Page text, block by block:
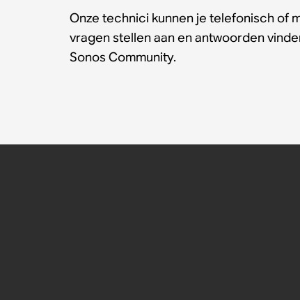
Onze technici kunnen je telefonisch of
vragen stellen aan en antwoorden
Sonos Community.